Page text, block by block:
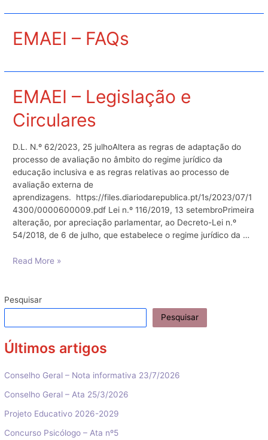
EMAEI – FAQs
EMAEI – Legislação e
Circulares
D.L. N.º 62/2023, 25 julhoAltera as regras de adaptação do
processo de avaliação no âmbito do regime jurídico da
educação inclusiva e as regras relativas ao processo de
avaliação externa de
aprendizagens. https://files.diariodarepublica.pt/1s/2023/07/1
4300/0000600009.pdf Lei n.º 116/2019, 13 setembroPrimeira
alteração, por apreciação parlamentar, ao Decreto-Lei n.º
54/2018, de 6 de julho, que estabelece o regime jurídico da …
EMAEI
e
Circulares
Read More »
Pesquisar
Pesquisar
Últimos artigos
Conselho Geral – Nota informativa 23/7/2026
Conselho Geral – Ata 25/3/2026
Projeto Educativo 2026-2029
Concurso Psicólogo – Ata nº5